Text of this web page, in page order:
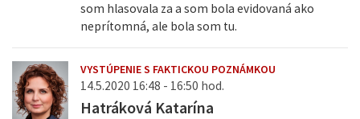
som hlasovala za a som bola evidovaná ako
neprítomná, ale bola som tu.
VYSTÚPENIE S FAKTICKOU POZNÁMKOU
14.5.2020 16:48 - 16:50 hod.
Hatráková Katarína